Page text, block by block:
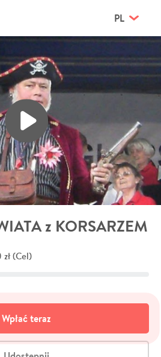
PL
z KORSARZEM
(Cel)
Wpłać teraz